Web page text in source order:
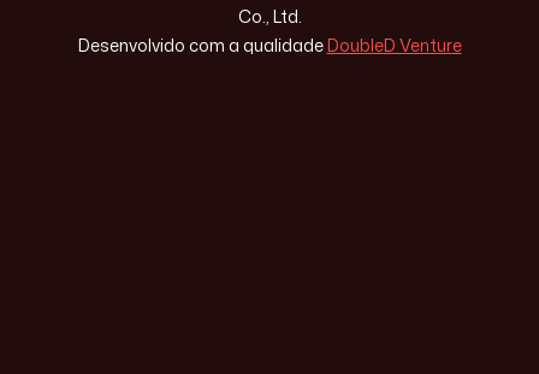
Co., Ltd.
Desenvolvido com a qualidadeDoubleD Venture